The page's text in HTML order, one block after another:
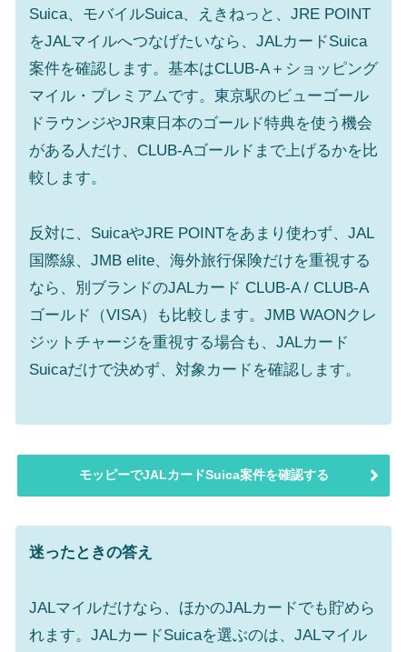
Suica、モバイルSuica、えきねっと、JRE POINT
をJALマイルへつなげたいなら、JALカードSuica
案件を確認します。基本はCLUB-A＋ショッピング
マイル・プレミアムです。東京駅のビューゴール
ドラウンジやJR東日本のゴールド特典を使う機会
がある人だけ、CLUB-Aゴールドまで上げるかを比
較します。
反対に、SuicaやJRE POINTをあまり使わず、JAL
国際線、JMB elite、海外旅行保険だけを重視する
なら、別ブランドのJALカード CLUB-A / CLUB-A
ゴールド（VISA）も比較します。JMB WAONクレ
ジットチャージを重視する場合も、JALカード
Suicaだけで決めず、対象カードを確認します。
モッピーでJALカードSuica案件を確認する
迷ったときの答え
JALマイルだけなら、ほかのJALカードでも貯めら
れます。JALカードSuicaを選ぶのは、JALマイル